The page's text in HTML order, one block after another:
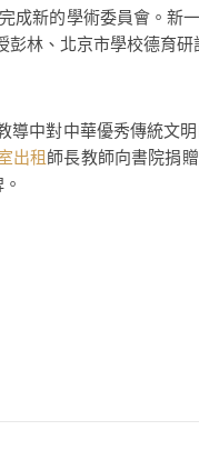
成新的學術委員會。新
林、北京市學校德育
導中對中華優秀傳統文
出租師長教師向書院捐